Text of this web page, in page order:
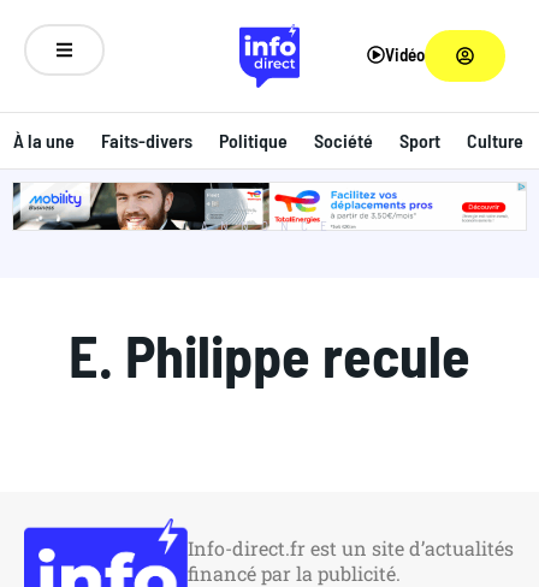
Vidéo
À la une Faits-divers Politique Société Sport Culture
ANNONCE
E. Philippe recule
Info-direct.fr est un site d’actualités
financé par la publicité.